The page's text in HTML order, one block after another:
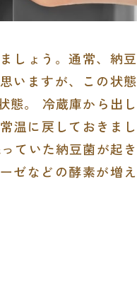
しょう。通常、納豆
いますが、この状態
態。 冷蔵庫から出し
温に戻しておきまし
ていた納豆菌が起き
ゼなどの酵素が増え